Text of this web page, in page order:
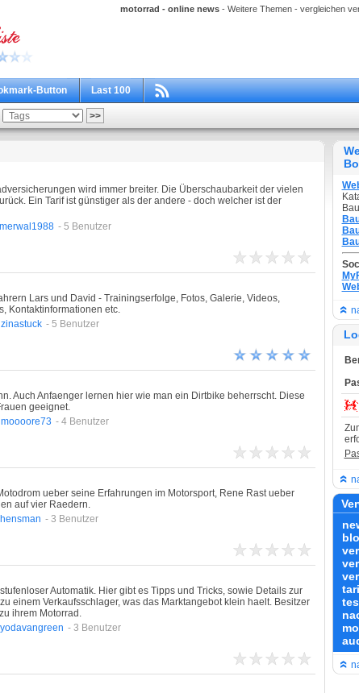
motorrad - online news- Weitere Themen - vergleichen
Button Last 100
wird immer breiter. Die Überschaubarkeit der vielen
Ein Tarif ist günstiger als der andere - doch welcher ist der
merwal1988 - 5 Benutzer
Lars und David - Trainingserfolge, Fotos, Galerie, Videos,
Kontaktinformationen etc.
zinastuck - 5 Benutzer
Auch Anfaenger lernen hier wie man ein Dirtbike beherrscht. Diese
geeignet.
moooore73 - 4 Benutzer
ueber seine Erfahrungen im Motorsport, Rene Rast ueber
auf vier Raedern.
hensman - 3 Benutzer
Automatik. Hier gibt es Tipps und Tricks, sowie Details zur
einem Verkaufsschlager, was das Marktangebot klein haelt. Besitzer
ihrem Motorrad.
yodavangreen - 3 Benutzer